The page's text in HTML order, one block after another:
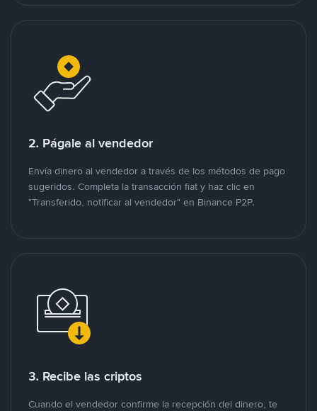
2. Págale al vendedor
Envía dinero al vendedor a través de los métodos de pago
sugeridos. Completa la transacción fiat y haz clic en
"Transferido, notificar al vendedor" en Binance P2P.
3. Recibe las criptos
Cuando el vendedor confirme la recepción del dinero, te